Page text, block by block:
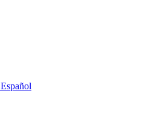
Español